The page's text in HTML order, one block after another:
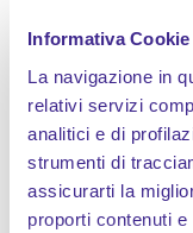
Informativa Cookie
La navigazione in
relativi servizi
analitici e di
strumenti di
assicurarti la
proporti contenuti
L’Ecobonus 2025
chi:
utilizza mezzi
ha uno
vuole